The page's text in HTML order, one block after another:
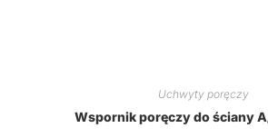
Uchwyty poręczy
Wspornik poręczy do ściany